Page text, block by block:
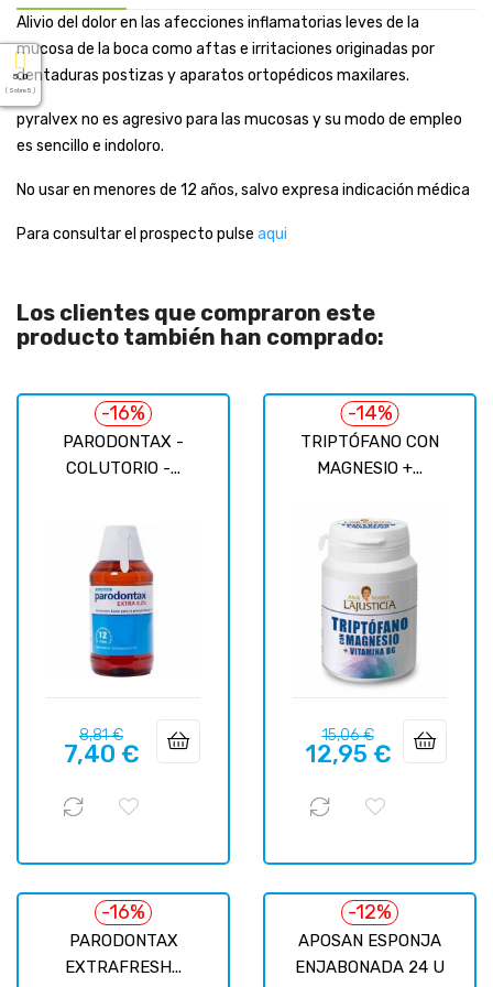
Alivio del dolor en las afecciones inflamatorias leves de la
mucosa de la boca como aftas e irritaciones originadas por
dentaduras postizas y aparatos ortopédicos maxilares.
pyralvex no es agresivo para las mucosas y su modo de empleo
es sencillo e indoloro.
No usar en menores de 12 años, salvo expresa indicación médica
Para consultar el prospecto pulse aqui
Los clientes que compraron este
producto también han comprado:
PARODONTAX -
COLUTORIO -...
-16%
Precio
regular
8,81 €Precio
7,40 €
TRIPTÓFANO CON
MAGNESIO +...
-14%
Precio
regular
15,06 €Precio
12,95 €
PARODONTAX
EXTRAFRESH...
-16%
APOSAN ESPONJA
ENJABONADA 24 U
-12%
5.0
( Sobre 5 )